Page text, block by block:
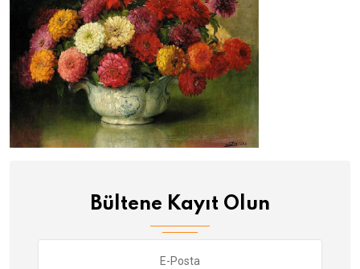
Bültene Kayıt Olun